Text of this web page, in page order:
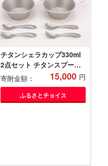
チタンシェラカップ330ml
2点セット チタンスプー
ン・フォーク付 FC015210
寄附金額： 15,000 円
ふるさとチョイス